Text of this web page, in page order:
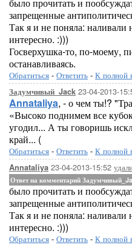
запрещенные
Так я и не поняла:
интересно. :)))
Госверхушка-то, по-моему,
останавливаясь.
Обратиться - Ответить - К полной
Задумчивый_Jack 23-04-2013-
Annataliya, - о чем ты!?
«Высоко поднимем все
угодил... А ты говоришь
край... (
Обратиться - Ответить - К полной
Annataliya 23-04-2013-15:52
Ответ на комментарий
было прочитать и
запрещенные
Так я и не поняла:
интересно. :)))
Обратиться - Ответить - К полной